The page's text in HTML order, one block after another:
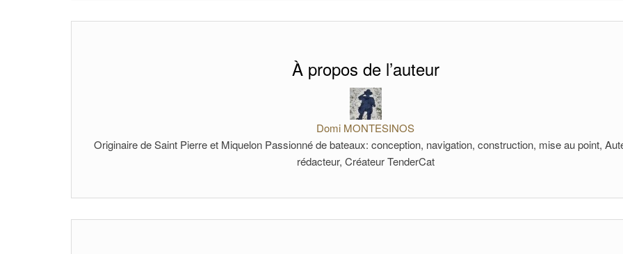
À propos de l’auteur
Domi MONTESINOS
Originaire de Saint Pierre et Miquelon Passionné de bateaux: conception, navigation, construction, mise au point,
rédacteur, Créateur TenderCat